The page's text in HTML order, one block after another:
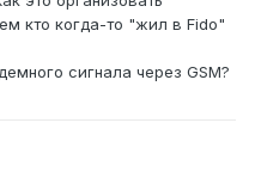
кто когда-то "жил в Fido"
сигнала через GSM?